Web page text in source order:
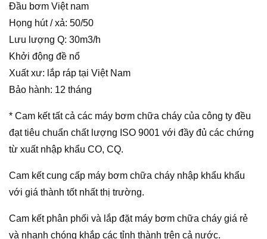
Đầu bơm Việt nam
Họng hút / xả: 50/50
Lưu lượng Q: 30m3/h
Khởi động đề nổ
Xuất xư: lắp ráp tại Việt Nam
Bảo hành: 12 tháng
* Cam kết tất cả các máy bơm chữa cháy của công ty đều
đạt tiêu chuẩn chất lượng ISO 9001 với đầy đủ các chứng
từ xuất nhập khẩu CO, CQ.
Cam kết cung cấp máy bơm chữa cháy nhập khẩu khẩu
với giá thành tốt nhất thị trường.
Cam kết phân phối và lắp đặt máy bơm chữa cháy giá rẻ
và nhanh chóng khắp các tỉnh thành trên cả nước.